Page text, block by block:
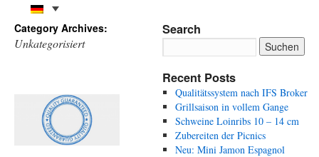
Category Archives:
Unkategorisiert
Search
Recent Posts
Qualitätssystem nach IFS Broker
Grillsaison in vollem Gange
Schweine Loinribs 10 – 14 cm
Zubereiten der Picnics
Neu: Mini Jamon Espagnol